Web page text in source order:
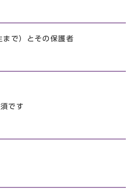
で）とその保護者
です